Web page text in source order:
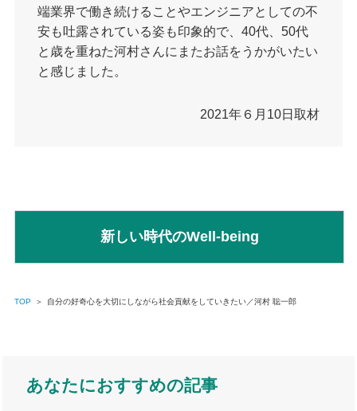
端業界で働き続けることやエンジニアとしての不
安も吐露されている姿も印象的で、40代、50代
と歳を重ねた河村さんにまたお話をうかがいたい
と感じました。
2021年６月10日取材
新しい時代のWell-being
TOP ＞ 自分の好奇心を大切にしながら社会貢献をしていきたい／河村 聡一郎
あなたにおすすめの記事